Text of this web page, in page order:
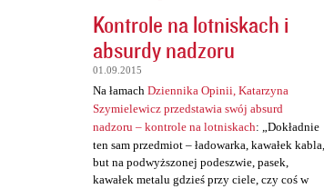
Kontrole na lotniskach i
absurdy nadzoru
01.09.2015
Na łamach Dziennika Opinii, Katarzyna
Szymielewicz przedstawia swój absurd
nadzoru – kontrole na lotniskach: „Dokładnie
ten sam przedmiot – ładowarka, kawałek kabla,
but na podwyższonej podeszwie, pasek,
kawałek metalu gdzieś przy ciele, czy coś w